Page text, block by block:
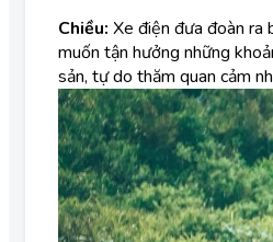
Chiều: Xe điện đưa đoàn ra
muốn tận hưởng những
sản, tự do thăm quan cảm